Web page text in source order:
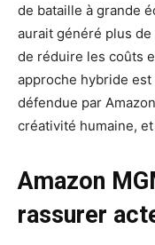
de bataille à grande
aurait généré plus
de réduire les coûts
approche hybride
défendue par
créativité humaine,
Amazon
rassurer